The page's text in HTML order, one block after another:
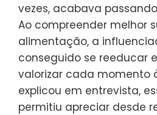
vezes, acabava
Ao compreender melhor
alimentação, a
conseguido se reeducar
valorizar cada momento
explicou em entrevista,
permitiu apreciar desde